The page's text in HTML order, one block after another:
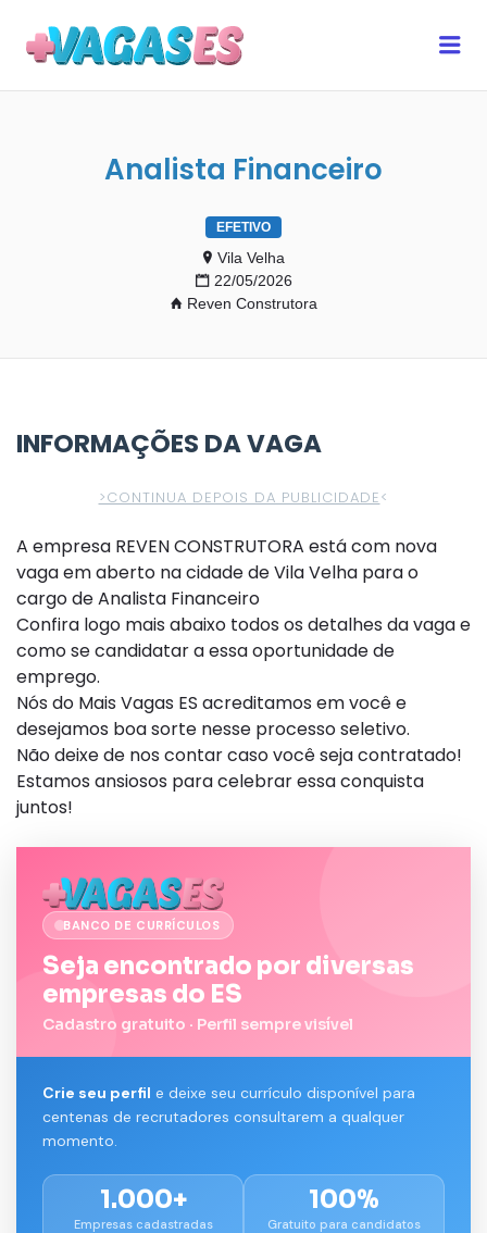
Analista Financeiro
EFETIVO
Vila Velha
22/05/2026
Reven Construtora
INFORMAÇÕES DA VAGA
>CONTINUA DEPOIS DA PUBLICIDADE<
A empresa REVEN CONSTRUTORA está com nova
vaga em aberto na cidade de Vila Velha para o
cargo de Analista Financeiro
Confira logo mais abaixo todos os detalhes da vaga e
como se candidatar a essa oportunidade de
emprego.
Nós do Mais Vagas ES acreditamos em você e
desejamos boa sorte nesse processo seletivo.
Não deixe de nos contar caso você seja contratado!
Estamos ansiosos para celebrar essa conquista
juntos!
BANCO DE CURRÍCULOS
Seja encontrado por diversas
empresas do ES
Cadastro gratuito · Perfil sempre visível
Crie seu perfil e deixe seu currículo disponível para
centenas de recrutadores consultarem a qualquer
momento.
1.000+
Empresas cadastradas
100%
Gratuito para candidatos